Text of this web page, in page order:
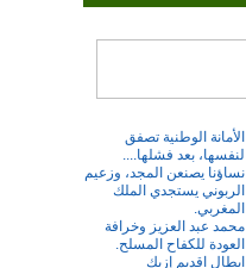
الأمانة الوطنية تصفق
لنفسها، بعد فشلها....
نساؤنا يصنعن المجد، وزعيم
الربوني يستجدي الملك
المغربي.
محمد عبد العزيز وخرافة
العودة للكفاح المسلح.
ابطال اقديم إزيك